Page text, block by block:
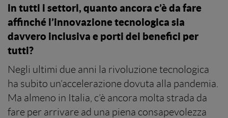
in tutti i settori, quanto ancora c’è da fare
affinché l’innovazione tecnologica sia
davvero inclusiva e porti dei benefici per
tutti?
Negli ultimi due anni la rivoluzione tecnologica
ha subito un’accelerazione dovuta alla pandemia.
Ma almeno in Italia, c’è ancora molta strada da
fare per arrivare ad una piena consapevolezza